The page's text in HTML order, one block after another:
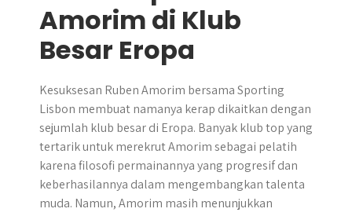
Amorim di Klub
Besar Eropa
Kesuksesan Ruben Amorim bersama Sporting
Lisbon membuat namanya kerap dikaitkan dengan
sejumlah klub besar di Eropa. Banyak klub top yang
tertarik untuk merekrut Amorim sebagai pelatih
karena filosofi permainannya yang progresif dan
keberhasilannya dalam mengembangkan talenta
muda. Namun, Amorim masih menunjukkan